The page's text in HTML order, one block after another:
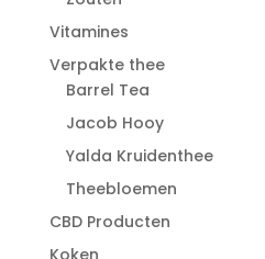
Vitamines
Verpakte thee
Barrel Tea
Jacob Hooy
Yalda Kruidenthee
Theebloemen
CBD Producten
Koken